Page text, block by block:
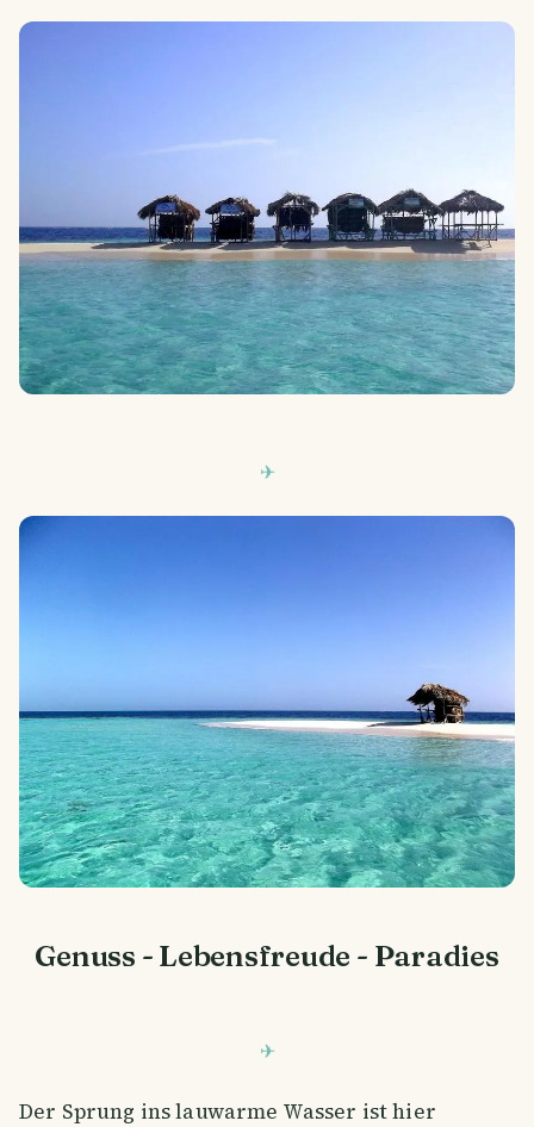
Genuss - Lebensfreude - Paradies
Der Sprung ins lauwarme Wasser ist hier